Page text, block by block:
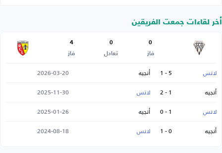
أخر لقاءات جمعت الفريقين
0
فاز
0
تعادل
4
فاز
لانس 5 - 1 أنجيه
2026-03-20
أنجيه
1 - 2 لانس
2025-11-30
لانس
1 - 0 أنجيه
2025-01-26
أنجيه
0 - 1 لانس 2024-08-18